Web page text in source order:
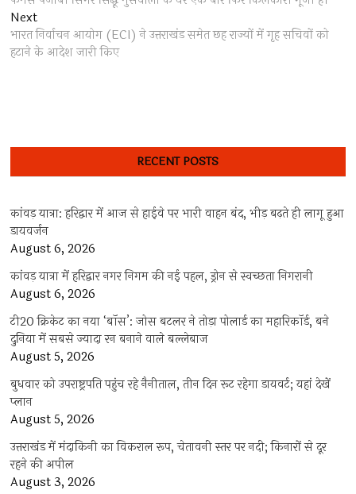
navigation
NextNext
post:
भारत निर्वाचन आयोग (ECI) ने उत्तराखंड समेत छह राज्यों में गृह सचिवों को
हटाने के आदेश जारी किए
RECENT POSTS
कांवड़ यात्रा: हरिद्वार में आज से हाईवे पर भारी वाहन बंद, भीड़ बढ़ते ही लागू हुआ
डायवर्जन
August 6, 2026
कांवड़ यात्रा में हरिद्वार नगर निगम की नई पहल, ड्रोन से स्वच्छता निगरानी
August 6, 2026
टी20 क्रिकेट का नया ‘बॉस’: जोस बटलर ने तोड़ा पोलार्ड का महारिकॉर्ड, बने
दुनिया में सबसे ज्यादा रन बनाने वाले बल्लेबाज
August 5, 2026
बुधवार को उपराष्ट्रपति पहुंच रहे नैनीताल, तीन दिन रूट रहेगा डायवर्ट; यहां देखें
प्‍लान
August 5, 2026
उत्तराखंड में मंदाकिनी का विकराल रूप, चेतावनी स्तर पर नदी; किनारों से दूर
रहने की अपील
August 3, 2026